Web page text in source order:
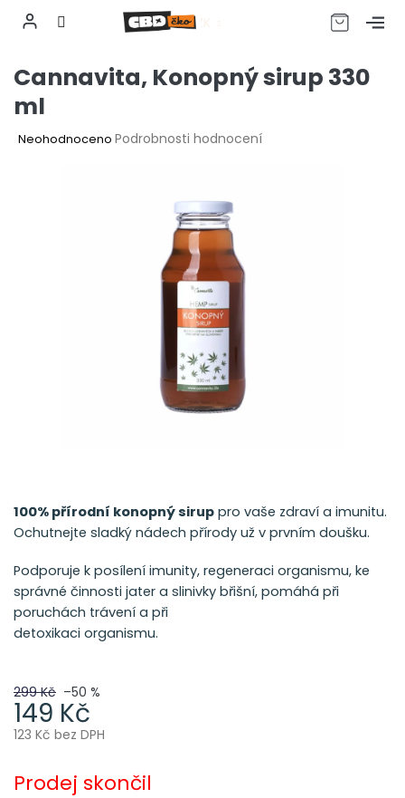
na
CZK
Cannavita, Konopný sirup 330
ml
Průměrné
Neohodnoceno Podrobnosti hodnocení
299 Kč –50 %
149 Kč
123 Kč bez DPH
cena:
Prodej skončil
100% přírodní konopný sirup pro vaše zdraví a imunitu.
Ochutnejte sladký nádech přírody už v prvním doušku.
Podporuje k posílení imunity, regeneraci organismu, ke
správné činnosti jater a slinivky břišní, pomáhá při
poruchách trávení a při
detoxikaci organismu.